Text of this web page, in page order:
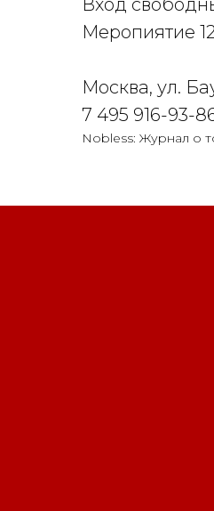
Вход
Меропиятие
Москва, ул.
7 495 916-93-
Nobless: Журнал о